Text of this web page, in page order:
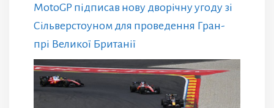
MotoGP підписав нову дворічну угоду зі
Сільверстоуном для проведення Гран-
прі Великої Британії